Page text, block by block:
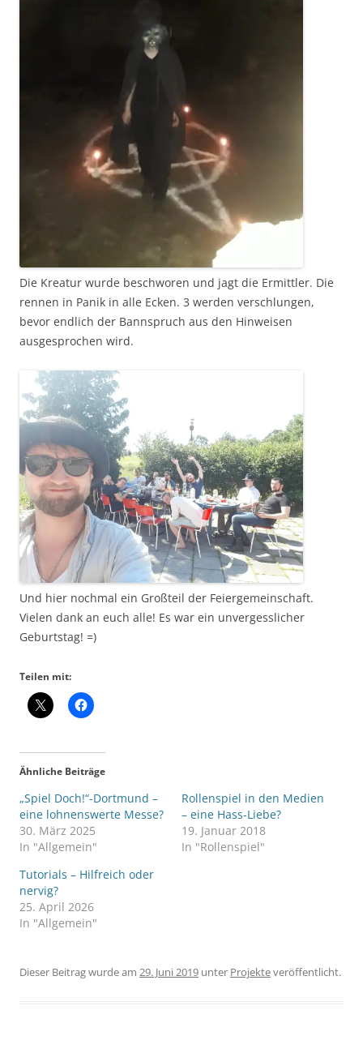
Die Kreatur wurde beschworen und jagt die Ermittler. Die
rennen in Panik in alle Ecken. 3 werden verschlungen,
bevor endlich der Bannspruch aus den Hinweisen
ausgesprochen wird.
Und hier nochmal ein Großteil der Feiergemeinschaft.
Vielen dank an euch alle! Es war ein unvergesslicher
Geburtstag! =)
Teilen mit:
Ähnliche Beiträge
„Spiel Doch!“-Dortmund –
eine lohnenswerte Messe?
30. März 2025
In "Allgemein"
Rollenspiel in den Medien
– eine Hass-Liebe?
19. Januar 2018
In "Rollenspiel"
Tutorials – Hilfreich oder
nervig?
25. April 2026
In "Allgemein"
Dieser Beitrag wurde am 29. Juni 2019 unter Projekteveröffentlicht.